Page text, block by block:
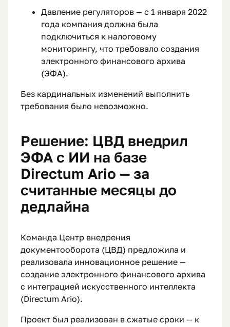
Давление регуляторов — с 1 января 2022
года компания должна была
подключиться к налоговому
мониторингу, что требовало создания
электронного финансового архива
(ЭФА).
Без кардинальных изменений выполнить
требования было невозможно.
Решение: ЦВД внедрил
ЭФА с ИИ на базе
Directum Ario — за
считанные месяцы до
дедлайна
Команда Центр внедрения
документооборота (ЦВД) предложила и
реализовала инновационное решение —
создание электронного финансового архива
с интеграцией искусственного интеллекта
(Directum Ario).
Проект был реализован в сжатые сроки — к